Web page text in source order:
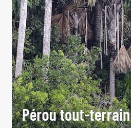
Pérou tout-terrain